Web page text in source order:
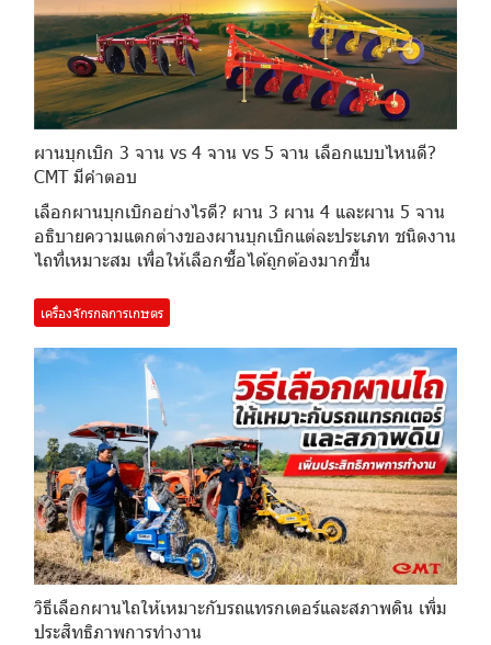
ผานบุกเบิก 3 จาน vs 4 จาน vs 5 จาน เลือกแบบไหนดี?
CMT มีคำตอบ
เลือกผานบุกเบิกอย่างไรดี? ผาน 3 ผาน 4 และผาน 5 จาน
อธิบายความแตกต่างของผานบุกเบิกแต่ละประเภท ชนิดงาน
ไถที่เหมาะสม เพื่อให้เลือกซื้อได้ถูกต้องมากขึ้น
เครื่องจักรกลการเกษตร
วิธีเลือกผานไถให้เหมาะกับรถแทรกเตอร์และสภาพดิน เพิ่ม
ประสิทธิภาพการทำงาน